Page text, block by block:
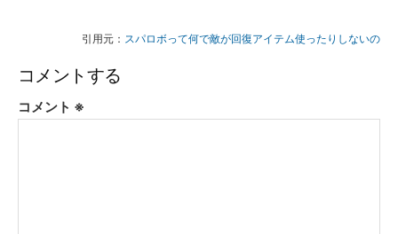
引用元： スパロボって何で敵が回復アイテム使ったりしないの
コメントする
コメント ※